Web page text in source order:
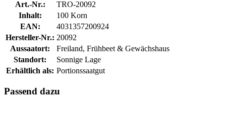
Art.-Nr.:
TRO-20092
Inhalt:
100 Korn
EAN:
4031357200924
Hersteller-Nr.: 20092
Aussaatort:
Freiland, Frühbeet & Gewächshaus
Standort:
Sonnige Lage
Erhältlich als: Portionssaatgut
Passend dazu